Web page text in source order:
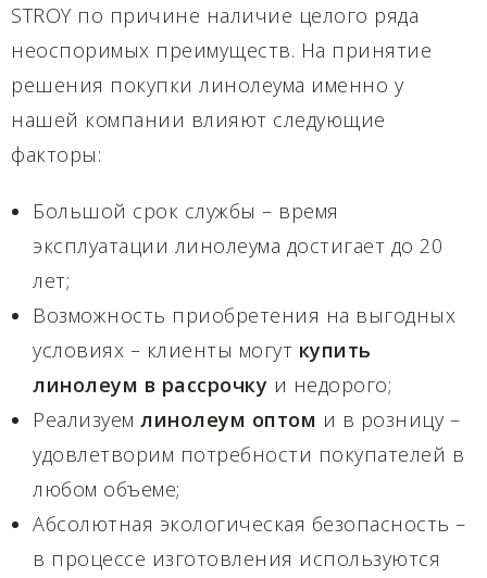
STROY по причине наличие целого ряда
неоспоримых преимуществ. На принятие
решения покупки линолеума именно у
нашей компании влияют следующие
факторы:
Большой срок службы – время
эксплуатации линолеума достигает до 20
лет;
Возможность приобретения на выгодных
условиях – клиенты могут купить
линолеум в рассрочку и недорого;
Реализуем линолеум оптом и в розницу –
удовлетворим потребности покупателей в
любом объеме;
Абсолютная экологическая безопасность –
в процессе изготовления используются